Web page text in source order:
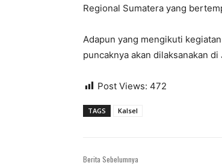
Regional Sumatera yang
Adapun yang mengikuti
puncaknya akan dilaksanakan
Post Views: 472
TAGS Kalsel
Berita Sebelumnya